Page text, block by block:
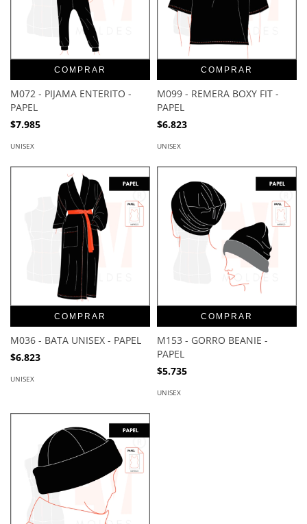
COMPRAR
M072 - PIJAMA ENTERITO -
PAPEL
$7.985
UNISEX
COMPRAR
M099 - REMERA BOXY FIT -
PAPEL
$6.823
UNISEX
COMPRAR
M036 - BATA UNISEX - PAPEL
$6.823
UNISEX
COMPRAR
M153 - GORRO BEANIE -
PAPEL
$5.735
UNISEX